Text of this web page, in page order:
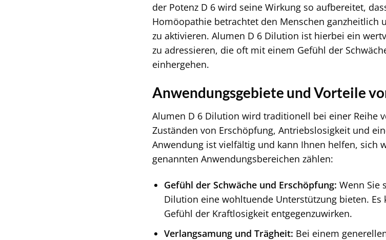
der Potenz D 6 wird seine Wirkung so aufbereitet,
Homöopathie betrachtet den Menschen ganzheitlich
zu aktivieren. Alumen D 6 Dilution ist hierbei ein
zu adressieren, die oft mit einem Gefühl der
einhergehen.
Anwendungsgebiete und Vorteile
Alumen D 6 Dilution wird traditionell bei einer Reihe
Zuständen von Erschöpfung, Antriebslosigkeit und
Anwendung ist vielfältig und kann Ihnen helfen, sich
genannten Anwendungsbereichen zählen:
Gefühl der Schwäche und Erschöpfung: Wenn Sie
Dilution eine wohltuende Unterstützung bieten.
Gefühl der Kraftlosigkeit entgegenzuwirken.
Verlangsamung und Trägheit: Bei einem